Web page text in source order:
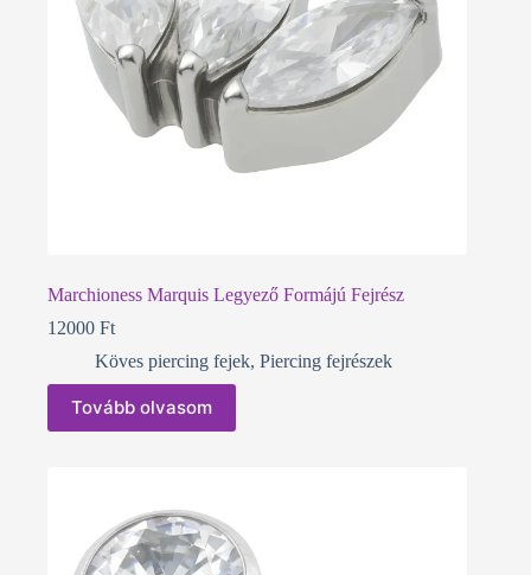
Marchioness Marquis Legyező Formájú Fejrész
12000 Ft
Köves piercing fejek, Piercing fejrészek
Tovább olvasom